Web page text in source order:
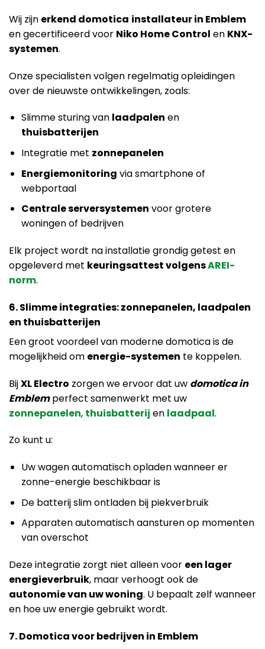
Wij zijn erkend domotica installateur in Emblem
en gecertificeerd voor Niko Home Control en KNX-
systemen.
Onze specialisten volgen regelmatig opleidingen
over de nieuwste ontwikkelingen, zoals:
Slimme sturing van laadpalen en
thuisbatterijen
Integratie met zonnepanelen
Energiemonitoring via smartphone of
webportaal
Centrale serversystemen voor grotere
woningen of bedrijven
Elk project wordt na installatie grondig getest en
opgeleverd met keuringsattest volgensAREI-
norm.
6. Slimme integraties: zonnepanelen, laadpalen
en thuisbatterijen
Een groot voordeel van moderne domotica is de
mogelijkheid om energie-systemen te koppelen.
BijXL Electro zorgen we ervoor dat uw domotica in
Emblemperfect samenwerkt met uw
zonnepanelen, thuisbatterij en laadpaal.
Zo kunt u:
Uw wagen automatisch opladen wanneer er
zonne-energie beschikbaar is
De batterij slim ontladen bij piekverbruik
Apparaten automatisch aansturen op momenten
van overschot
Deze integratie zorgt niet alleen voor een lager
energieverbruik, maar verhoogt ook de
autonomie van uw woning. U bepaalt zelf wanneer
en hoe uw energie gebruikt wordt.
7. Domotica voor bedrijven in Emblem